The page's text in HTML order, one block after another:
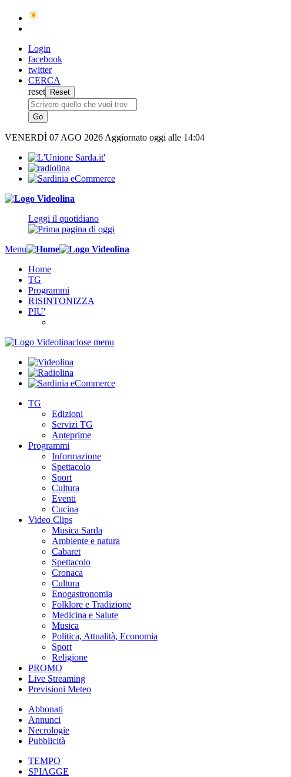
Login
facebook
twitter
CERCA
reset
VENERDÌ 07 AGO 2026 Aggiornato oggi alle 14:04
Leggi il quotidiano
Menu
Home
TG
Programmi
RISINTONIZZA
PIU'
close menu
TG
Edizioni
Servizi TG
Anteprime
Programmi
Informazione
Spettacolo
Sport
Cultura
Eventi
Cucina
Video Clips
Musica Sarda
Ambiente e natura
Cabaret
Spettacolo
Cronaca
Cultura
Enogastronomia
Folklore e Tradizione
Medicina e Salute
Musica
Politica, Attualità, Economia
Sport
Religione
PROMO
Live Streaming
Previsioni Meteo
Abbonati
Annunci
Necrologie
Pubblicità
TEMPO
SPIAGGE